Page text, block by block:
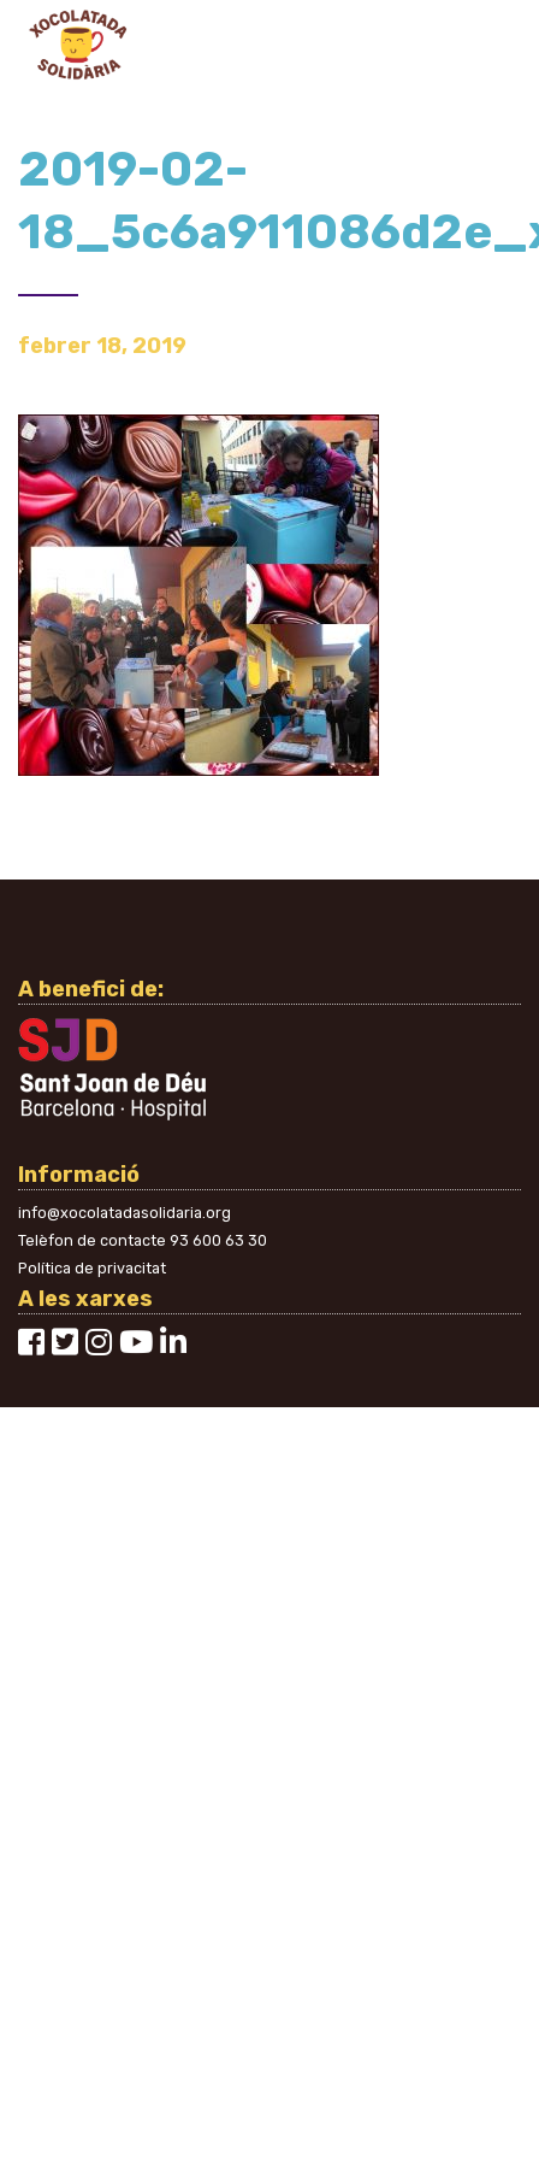
2019-02-
febrer 18, 2019
A benefici de:
Informació
info@xocolatadasolidaria.org
Telèfon de contacte 93 600 63 30
Política de privacitat
A les xarxes